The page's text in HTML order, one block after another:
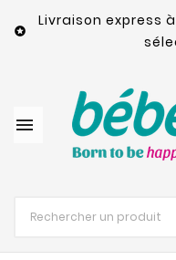

Livraison express
